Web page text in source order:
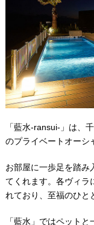
「藍水-ransui-」は、
のプライベートオーシ
お部屋に一歩足を踏み
てくれます。各ヴィラ
れており、至福のひと
「藍水」ではペット